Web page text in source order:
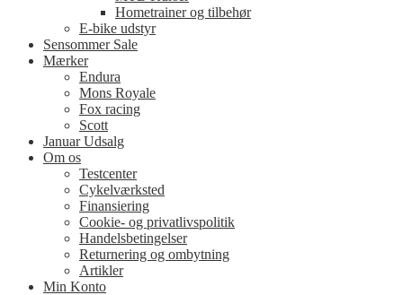
Hometrainer og tilbehør
E-bike udstyr
Sensommer Sale
Mærker
Endura
Mons Royale
Fox racing
Scott
Januar Udsalg
Om os
Testcenter
Cykelværksted
Finansiering
Cookie- og privatlivspolitik
Handelsbetingelser
Returnering og ombytning
Artikler
Min Konto